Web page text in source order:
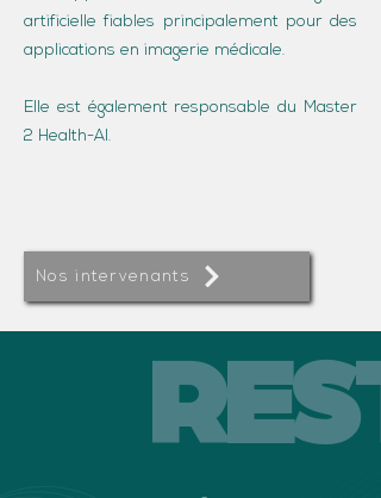
artificielle fiables principalement pour des
applications en imagerie médicale.
Elle est également responsable du Master
2 Health-AI.
Nos intervenants